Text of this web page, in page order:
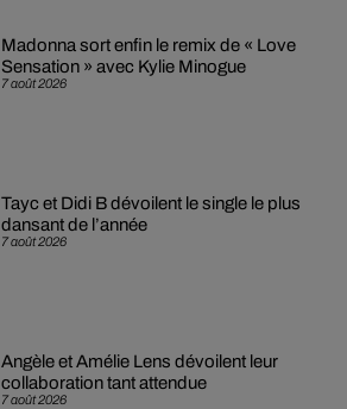
7 août 2026
Madonna sort enfin le remix de « Love
Sensation » avec Kylie Minogue
7 août 2026
Tayc et Didi B dévoilent le single le plus
dansant de l’année
7 août 2026
Angèle et Amélie Lens dévoilent leur
collaboration tant attendue